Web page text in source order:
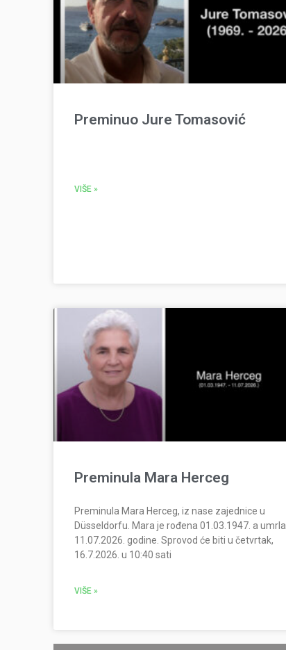
Preminuo Jure Tomasović
VIŠE »
Preminula Mara Herceg
Preminula Mara Herceg, iz nase zajednice u
Düsseldorfu. Mara je rođena 01.03.1947. a umrla
11.07.2026. godine. Sprovod će biti u četvrtak,
16.7.2026. u 10:40 sati
VIŠE »